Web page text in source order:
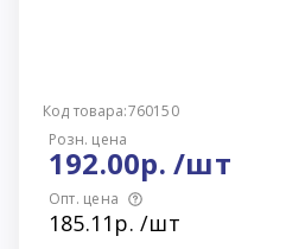
Код товара:760150
Розн. цена
192.00р. /шт
Опт. цена
185.11р. /шт